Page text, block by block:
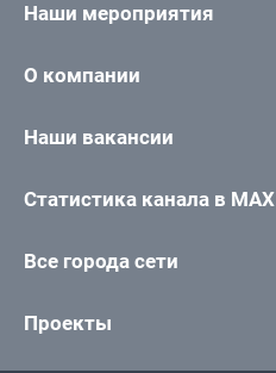
Наши мероприятия
О компании
Наши вакансии
Статистика канала в MAX
Все города сети
Проекты